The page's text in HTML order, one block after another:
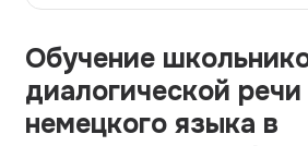
О сервисе
О компании
Наши гарантии
Контакты
Обучение
диалогической
немецкого языка в